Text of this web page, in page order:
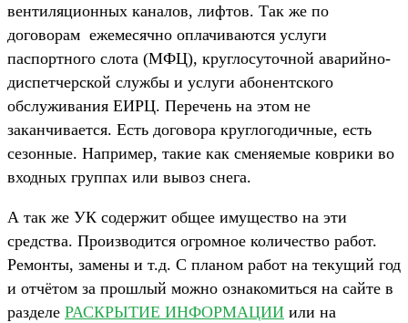
вентиляционных каналов, лифтов. Так же по
договорам ежемесячно оплачиваются услуги
паспортного слота (МФЦ), круглосуточной аварийно-
диспетчерской службы и услуги абонентского
обслуживания ЕИРЦ. Перечень на этом не
заканчивается. Есть договора круглогодичные, есть
сезонные. Например, такие как сменяемые коврики во
входных группах или вывоз снега.
А так же УК содержит общее имущество на эти
средства. Производится огромное количество работ.
Ремонты, замены и т.д. С планом работ на текущий год
и отчётом за прошлый можно ознакомиться на сайте в
разделе РАСКРЫТИЕ ИНФОРМАЦИИ или на